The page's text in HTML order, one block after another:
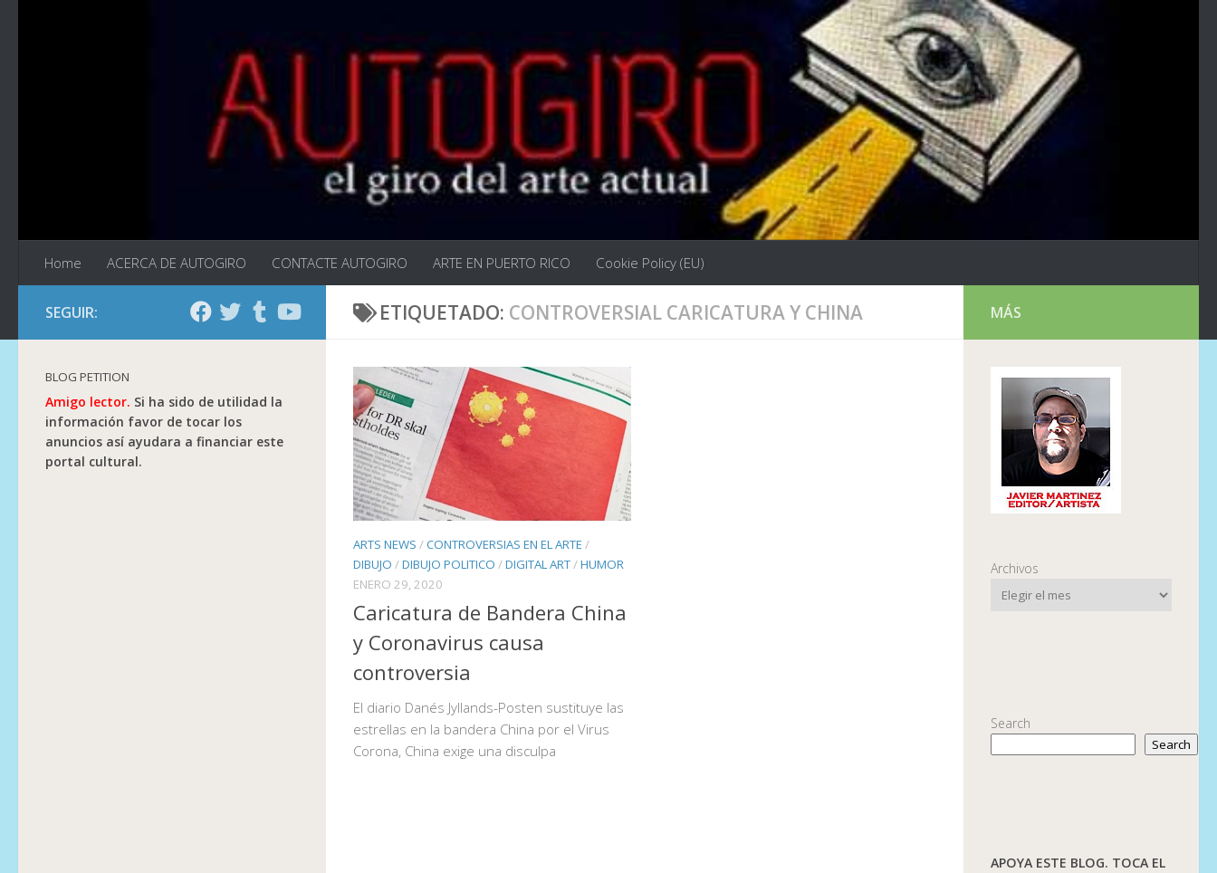
Home ACERCA DE AUTOGIRO CONTACTE AUTOGIRO ARTE EN PUERTO RICO Cookie Policy (EU)
ETIQUETADO: CONTROVERSIAL CARICATURA Y CHINA
ARTS NEWS /CONTROVERSIAS EN EL ARTE /
DIBUJO /DIBUJO POLITICO /DIGITAL ART /HUMOR
ENERO 29, 2020
Caricatura de Bandera China
y Coronavirus causa
controversia
El diario Danés Jyllands-Posten sustituye las
estrellas en la bandera China por el Virus
Corona, China exige una disculpa
SEGUIR:
BLOG PETITION
Amigo lector. Si ha sido de utilidad la
información favor de tocar los
anuncios así ayudara a financiar este
portal cultural.
MÁS
Archivos
Search
Search
APOYA ESTE BLOG. TOCA EL